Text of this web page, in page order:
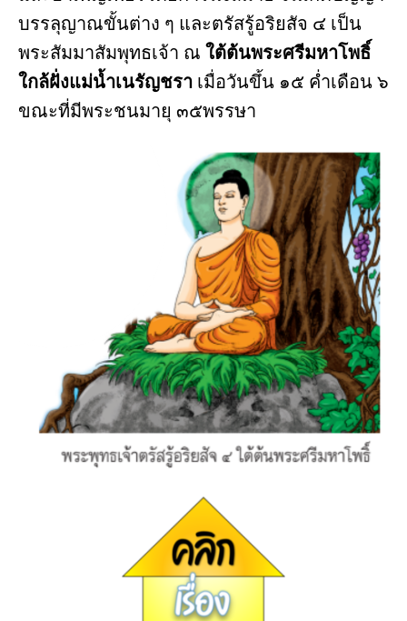
บรรลุญาณขั้นต่าง ๆ และตรัสรู้อริยสัจ ๔ เป็น
พระสัมมาสัมพุทธเจ้า ณ ใต้ต้นพระศรีมหาโพธิ์
ใกล้ฝั่งแม่น้ำเนรัญชรา เมื่อวันขึ้น ๑๕ ค่ำเดือน ๖
ขณะที่มีพระชนมายุ ๓๕พรรษา